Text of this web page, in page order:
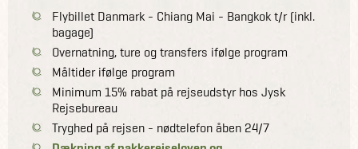
Flybillet Danmark - Chiang Mai - Bangkok t/r (inkl.
bagage)
Overnatning, ture og transfers ifølge program
Måltider ifølge program
Minimum 15% rabat på rejseudstyr hos Jysk
Rejsebureau
Tryghed på rejsen - nødtelefon åben 24/7